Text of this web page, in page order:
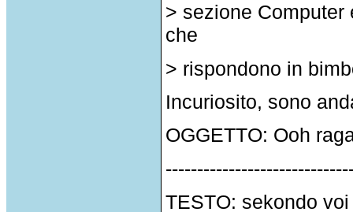
> sezione
che
> rispondono in
Incuriosito, sono
OGGETTO: Ooh
TESTO: sekondo